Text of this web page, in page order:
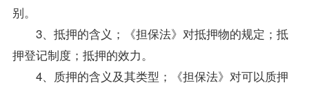
别。
3、抵押的含义；《担保法》对抵押物的规定；抵
押登记制度；抵押的效力。
4、质押的含义及其类型；《担保法》对可以质押